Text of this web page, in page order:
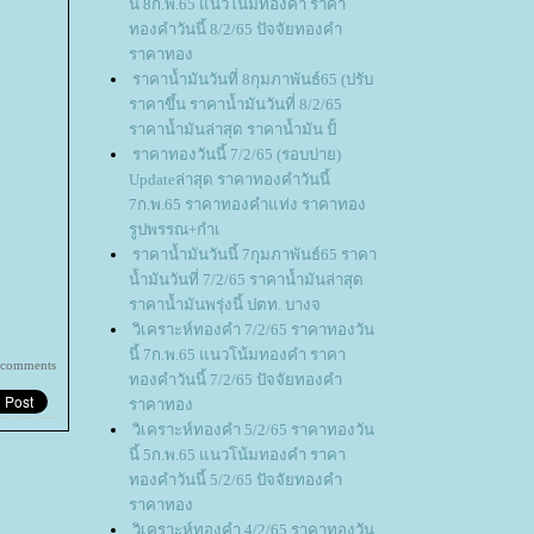
นี้ 8ก.พ.65 แนวโน้มทองคำ ราคา
ทองคำวันนี้ 8/2/65 ปัจจัยทองคำ
ราคาทอง
ราคาน้ำมันวันที่ 8กุมภาพันธ์65 (ปรับ
ราคาขึ้น ราคาน้ำมันวันที่ 8/2/65
ราคาน้ำมันล่าสุด ราคาน้ำมัน ปั้
ราคาทองวันนี้ 7/2/65 (รอบบ่าย)
Updateล่าสุด ราคาทองคำวันนี้
7ก.พ.65 ราคาทองคำแท่ง ราคาทอง
รูปพรรณ+กำเ
ราคาน้ำมันวันนี้ 7กุมภาพันธ์65 ราคา
น้ำมันวันที่ 7/2/65 ราคาน้ำมันล่าสุด
ราคาน้ำมันพรุ่งนี้ ปตท. บางจ
วิเคราะห์ทองคำ 7/2/65 ราคาทองวัน
นี้ 7ก.พ.65 แนวโน้มทองคำ ราคา
ทองคำวันนี้ 7/2/65 ปัจจัยทองคำ
ราคาทอง
วิเคราะห์ทองคำ 5/2/65 ราคาทองวัน
นี้ 5ก.พ.65 แนวโน้มทองคำ ราคา
ทองคำวันนี้ 5/2/65 ปัจจัยทองคำ
ราคาทอง
วิเคราะห์ทองคำ 4/2/65 ราคาทองวัน